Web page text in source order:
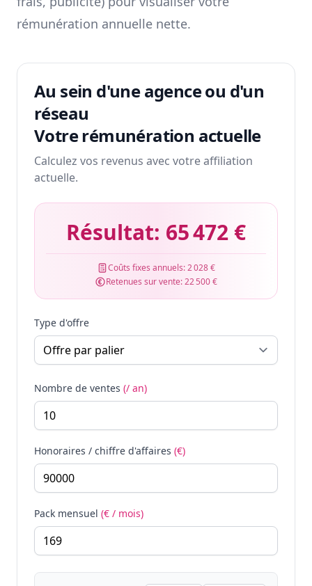
rémunération annuelle nette.
Au sein d'une agence ou d'un
réseau
Votre rémunération actuelle
Calculez vos revenus avec votre affiliation
actuelle.
Résultat: 65 472 €
Coûts fixes annuels:2 028 €
Retenues sur vente:22 500 €
Type d'offre
Nombre de ventes (/ an)
Honoraires / chiffre d'affaires (€)
Pack mensuel (€ / mois)